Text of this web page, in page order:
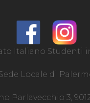
Italiano Studenti
Locale di
Parlavecchio 3,